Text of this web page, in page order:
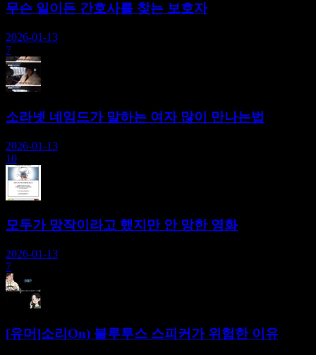
무슨 일이든 간호사를 찾는 보호자
2026-01-13
7
소라넷 네임드가 말하는 여자 많이 만나는법
2026-01-13
10
모두가 망작이라고 했지만 안 망한 영화
2026-01-13
7
[유머]소리On) 블루투스 스피커가 위험한 이유